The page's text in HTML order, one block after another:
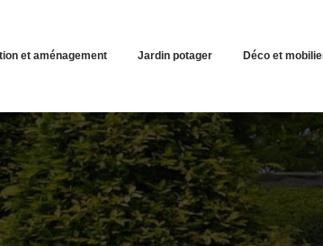
et aménagement Jardin potager Déco et